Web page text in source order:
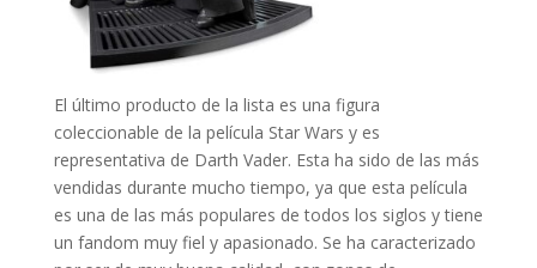
El último producto de la lista es una figura
coleccionable de la película Star Wars y es
representativa de Darth Vader. Esta ha sido de las más
vendidas durante mucho tiempo, ya que esta película
es una de las más populares de todos los siglos y tiene
un fandom muy fiel y apasionado. Se ha caracterizado